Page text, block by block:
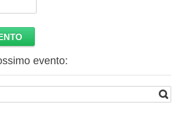
evento: